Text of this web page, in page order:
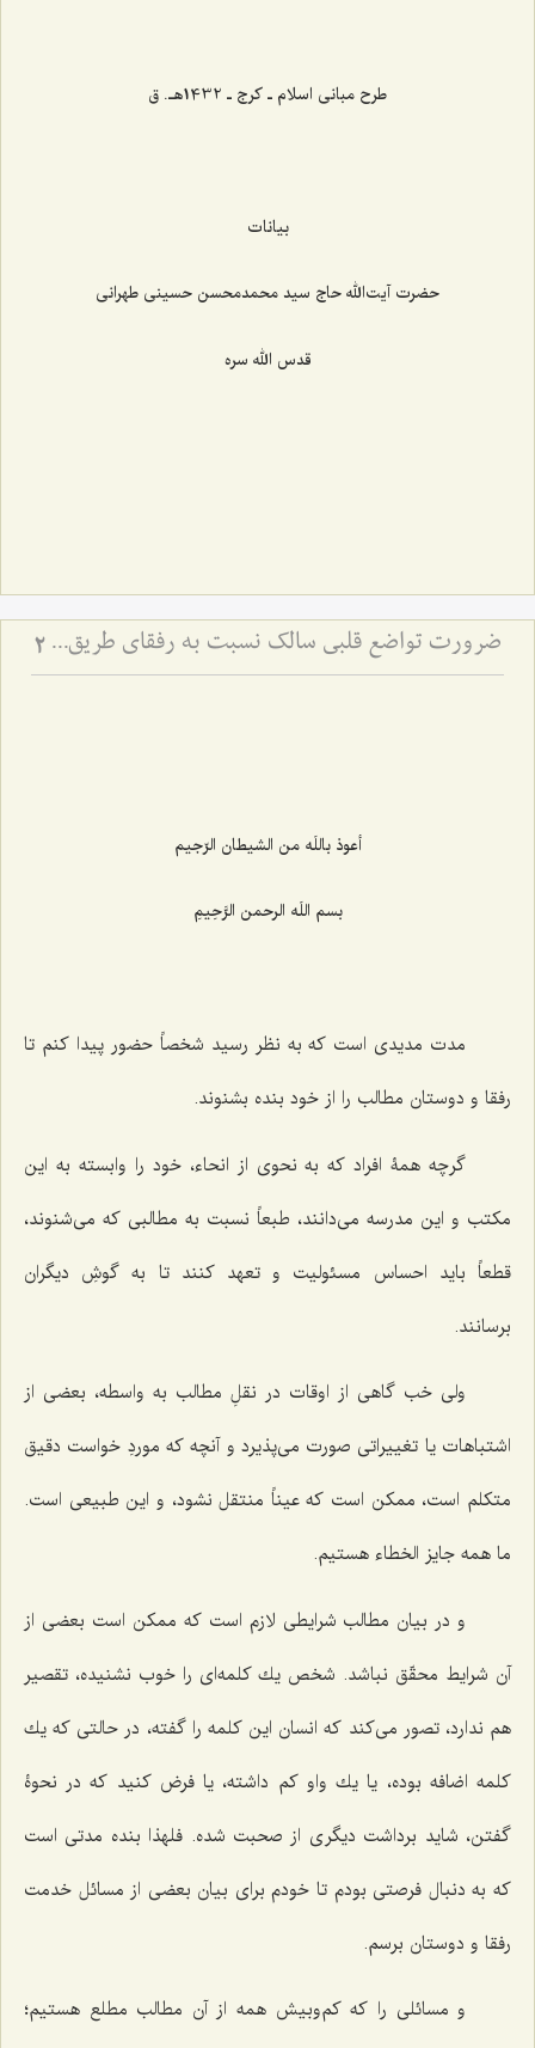
طرح مبانی اسلام ـ کرج ـ 1432هـ. ق
بیانات
حضرت آیت‌الله حاج سید محمدمحسن حسینی طهرانی
قدس الله سره
ضرورت تواضع قلبی سالک نسبت به رفقای طریق - ملاک رشد معنوی در نگاه به دیگران 2
أعوذ باللَه من الشيطان الرّجيم‌
بسم اللَه الرحمن الرَّحِيمِ‌
مدت مدیدی است كه به نظر رسید شخصاً حضور پیدا كنم تا
رفقا و دوستان مطالب را از خود بنده بشنوند.
گرچه همۀ افراد كه به نحوی از انحاء، خود را وابسته به این
مكتب و این مدرسه می‌دانند، طبعاً نسبت به مطالبی كه می‌شنوند،
قطعاً باید احساس مسئولیت و تعهد كنند تا به گوشِ دیگران
برسانند.
ولی خب گاهی از اوقات در نقلِ مطالب به واسطه، بعضی از
اشتباهات یا تغییراتی صورت می‌پذیرد و آنچه كه موردِ خواست دقیق
متكلم است، ممكن است كه عیناً منتقل نشود، و این طبیعی است.
ما همه جایز الخطاء هستیم.
و در بیان مطالب شرایطی لازم است كه ممكن است بعضی از
آن شرایط محقّق نباشد. شخص یك كلمه‌ای را خوب نشنیده، تقصیر
هم ندارد، تصور می‌كند كه انسان این كلمه را گفته، در حالتی كه یك
كلمه اضافه بوده، یا یك واو كم داشته، یا فرض كنید كه در نحوۀ
گفتن، شاید برداشت دیگری از صحبت شده. فلهذا بنده مدتی است
كه به دنبال فرصتی بودم تا خودم برای بیان بعضی از مسائل خدمت
رفقا و دوستان برسم.
و مسائلی را كه كم‌وبیش همه از آن مطالب مطلع هستیم؛